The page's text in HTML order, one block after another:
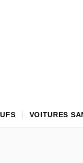
VOITURES